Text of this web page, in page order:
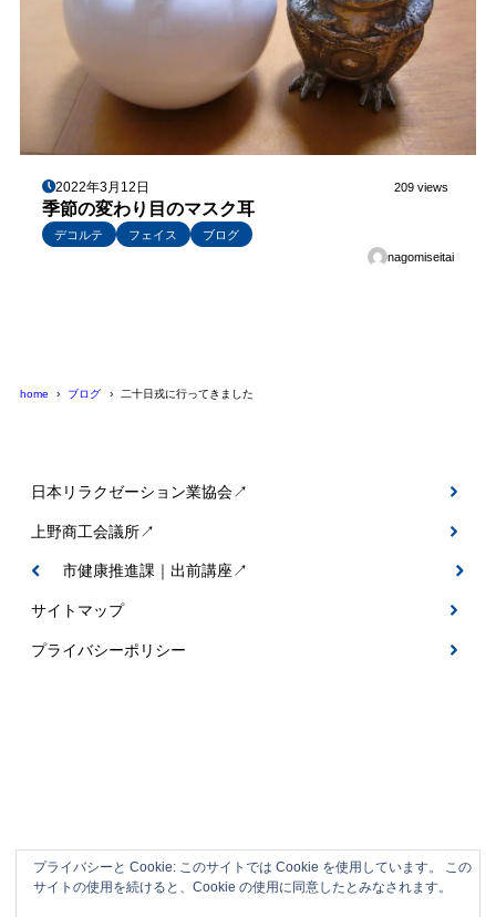
2022年3月12日 209 views
季節の変わり目のマスク耳
デコルテ フェイス
ブログ
nagomiseitai
home ブログ 二十日戎に行ってきました
日本リラクゼーション業協会↗
上野商工会議所↗
伊賀市健康推進課｜出前講座↗
サイトマップ
プライバシーポリシー
伊賀市の整体＆フットケアサロン｜なごみ
プライバシーと Cookie: このサイトでは Cookie を使用しています。 この
サイトの使用を続けると、Cookie の使用に同意したとみなされます。